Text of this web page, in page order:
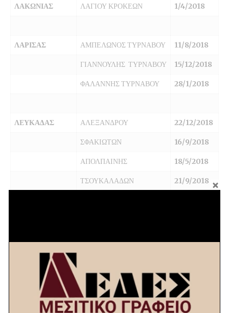
ΛΑΚΩΝΙΑΣ ΛΑΓΙΟΥ ΚΡΟΚΕΩΝ 1/4/2018
ΛΑΡΙΣΑΣ ΑΜΠΕΛΩΝΟΣ ΤΥΡΝΑΒΟΥ 11/8/2018
ΓΙΑΝΝΟΥΛΗΣ ΤΥΡΝΑΒΟΥ 15/12/2018
ΦΑΛΑΝΝΗΣ ΤΥΡΝΑΒΟΥ 28/1/2018
ΛΕΥΚΑΔΑΣ ΑΛΕΞΑΝΔΡΟΥ 22/12/2018
ΣΦΑΚΙΩΤΩΝ 16/9/2018
ΑΠΟΛΠΑΙΝΗΣ 18/5/2018
ΤΣΟΥΚΑΛΑΔΩΝ 21/9/2018
ΜΕΣΣΗΝΙΑΣ
ΑΣΠΡΟΧΩΜΑΤΟΣ
ΚΑΛΑΜΑΤΑΣ
10/12/2017